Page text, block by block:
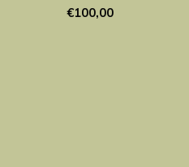
€100,00